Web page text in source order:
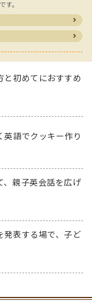
す。
と初めてにおすすめ
英語でクッキー作り
、親子英会話を広げ
発表する場で、子ど